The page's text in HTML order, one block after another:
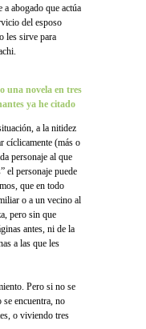
a abogado que actúa
del esposo
les sirve para
una novela en tres
ya he citado
a la nitidez
cíclicamente (más o
personaje al que
el personaje puede
que en todo
o a un vecino al
pero sin que
antes, ni de la
a las que les
Pero si no se
se encuentra, no
o viviendo tres